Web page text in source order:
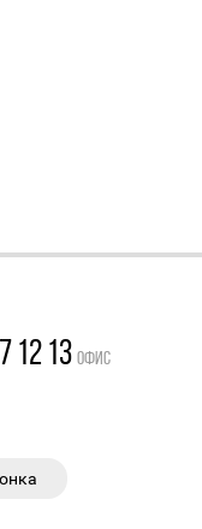
12 13ОФИС